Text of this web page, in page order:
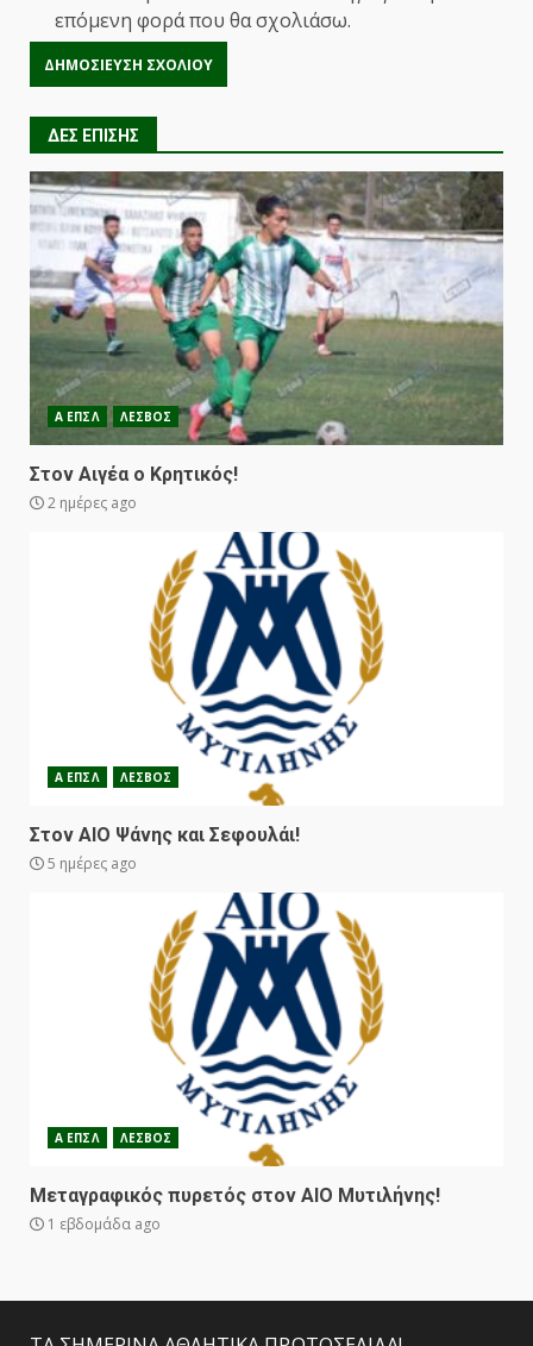
επόμενη φορά που θα σχολιάσω.
ΔΕΣ ΕΠΙΣΗΣ
Α ΕΠΣΛ ΛΕΣΒΟΣ
Στον Αιγέα ο Κρητικός!
2 ημέρες ago
Α ΕΠΣΛ ΛΕΣΒΟΣ
Στον ΑΙΟ Ψάνης και Σεφουλάι!
5 ημέρες ago
Α ΕΠΣΛ ΛΕΣΒΟΣ
Μεταγραφικός πυρετός στον ΑΙΟ Μυτιλήνης!
1 εβδομάδα ago